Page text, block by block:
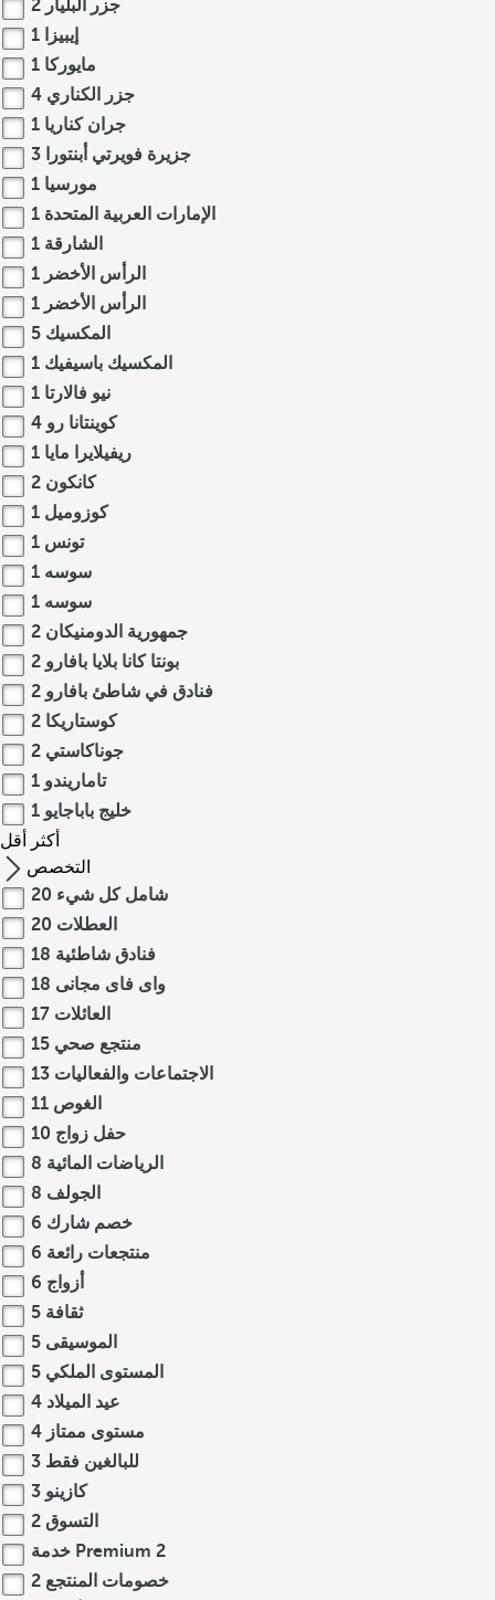
جزر البليار 2
إيبيزا 1
مايوركا 1
جزر الكناري 4
جران كناريا 1
جزيرة فويرتي أبنتورا 3
مورسيا 1
الإمارات العربية المتحدة 1
الشارقة 1
الرأس الأخضر 1
الرأس الأخضر 1
المكسيك 5
المكسيك باسيفيك 1
نيو فالارتا 1
كوينتانا رو 4
ريفيلايرا مايا 1
كانكون 2
كوزوميل 1
تونس 1
سوسه 1
سوسه 1
جمهورية الدومنيكان 2
بونتا كانا بلايا بافارو 2
فنادق في شاطئ بافارو 2
كوستاريكا 2
جوناكاستي 2
تاماريندو 1
خليج باباجايو 1
أكثر
أقل
التخصص
شامل كل شيء 20
العطلات 20
فنادق شاطئية 18
واى فاى مجانى 18
العائلات 17
منتجع صحي 15
الاجتماعات والفعاليات 13
الغوص 11
حفل زواج 10
الرياضات المائية 8
الجولف 8
خصم شارك 6
منتجعات رائعة 6
أزواج 6
ثقافة 5
الموسيقى 5
المستوى الملكي 5
عيد الميلاد 4
مستوى ممتاز 4
للبالغين فقط 3
كازينو 3
التسوق 2
خدمة Premium 2
خصومات المنتجع 2